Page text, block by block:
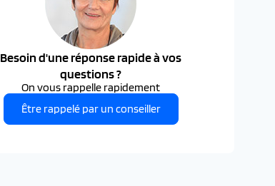
Besoin d'une réponse rapide à vos
questions ?
On vous rappelle rapidement
Être rappelé par un conseiller